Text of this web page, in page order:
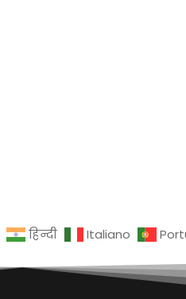
हिन्दी Italiano